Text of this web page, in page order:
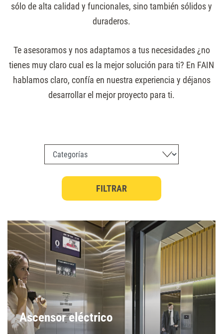
sólo de alta calidad y funcionales, sino también sólidos y
duraderos.
Te asesoramos y nos adaptamos a tus necesidades ¿no
tienes muy claro cual es la mejor solución para ti? En FAIN
hablamos claro, confía en nuestra experiencia y déjanos
desarrollar el mejor proyecto para ti.
Categoría
Ascensor eléctrico